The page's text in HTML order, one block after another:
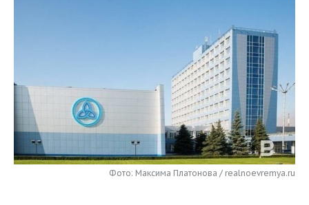
ИНВЕСТИЦИИ
НЕФТЕХИМИЯ
НЕФТЬ
ОПК
НОВОСТИ БИЗНЕСА
РОЗНИЧНАЯ ТОРГОВЛЯ
ТРАНСПОРТ
ТЕХНОЛОГИИ
НОВОСТИ ТЕХНОЛОГИЙ
МЕРОПРИЯТИЯ
НОВОСТИ МЕРОПРИЯТИЙ
ВЫЕЗДНАЯ РЕДАКЦИЯ
СПОРТ
НОВОСТИ СПОРТА
Фото: Максима Платонова / realnoevremya.ru